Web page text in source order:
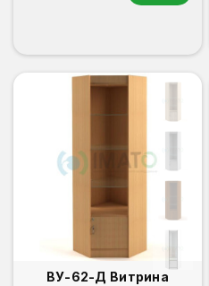
ВУ-62-Д Витрина